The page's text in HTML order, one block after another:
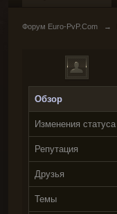
Форум Euro-PvP.Com →
Обзор
Изменения статуса
Репутация
Друзья
Темы